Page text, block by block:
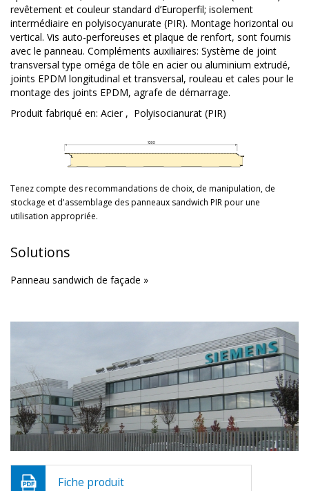
revêtement et couleur standard d’Europerfil; isolement
intermédiaire en polyisocyanurate (PIR). Montage horizontal ou
vertical. Vis auto-perforeuses et plaque de renfort, sont fournis
avec le panneau. Compléments auxiliaires: Système de joint
transversal type oméga de tôle en acier ou aluminium extrudé,
joints EPDM longitudinal et transversal, rouleau et cales pour le
montage des joints EPDM, agrafe de démarrage.
Produit fabriqué en: Acier, Polyisocianurat (PIR)
Tenez compte des recommandations de choix, de manipulation, de
stockage et d'assemblage des panneaux sandwich PIR pour une
utilisation appropriée.
Solutions
Panneau sandwich de façade »
Fiche produit